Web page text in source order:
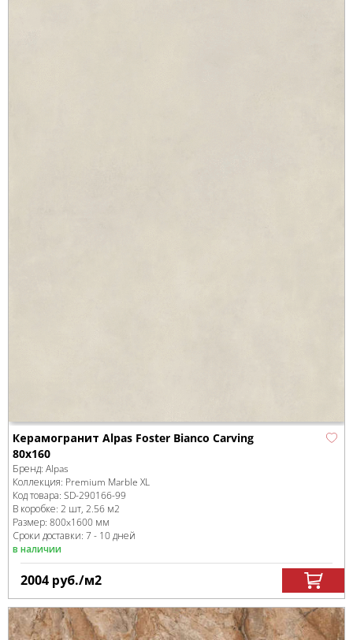
Керамогранит Alpas Foster Bianco Carving
80x160
Бренд: Alpas
Коллекция: Premium Marble XL
Код товара: SD-290166-99
В коробке: 2 шт, 2.56 м2
Размер: 800x1600 мм
Сроки доставки: 7 - 10 дней
в наличии
2004 руб./м2